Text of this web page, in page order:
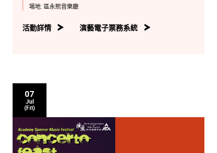
場地: 區永熙音樂廳
活動詳情 演藝電子票務系統
07
Jul
(Fri)